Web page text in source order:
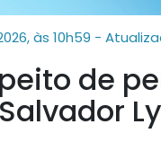
às 10h59 -
de